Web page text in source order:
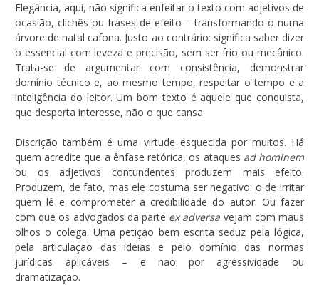
Elegância, aqui, não significa enfeitar o texto com adjetivos de
ocasião, clichês ou frases de efeito – transformando-o numa
árvore de natal cafona. Justo ao contrário: significa saber dizer
o essencial com leveza e precisão, sem ser frio ou mecânico.
Trata-se de argumentar com consistência, demonstrar
domínio técnico e, ao mesmo tempo, respeitar o tempo e a
inteligência do leitor. Um bom texto é aquele que conquista,
que desperta interesse, não o que cansa.
Discrição também é uma virtude esquecida por muitos. Há
quem acredite que a ênfase retórica, os ataques ad hominem
ou os adjetivos contundentes produzem mais efeito.
Produzem, de fato, mas ele costuma ser negativo: o de irritar
quem lê e comprometer a credibilidade do autor. Ou fazer
com que os advogados da parte ex adversa vejam com maus
olhos o colega. Uma petição bem escrita seduz pela lógica,
pela articulação das ideias e pelo domínio das normas
jurídicas aplicáveis – e não por agressividade ou
dramatização.